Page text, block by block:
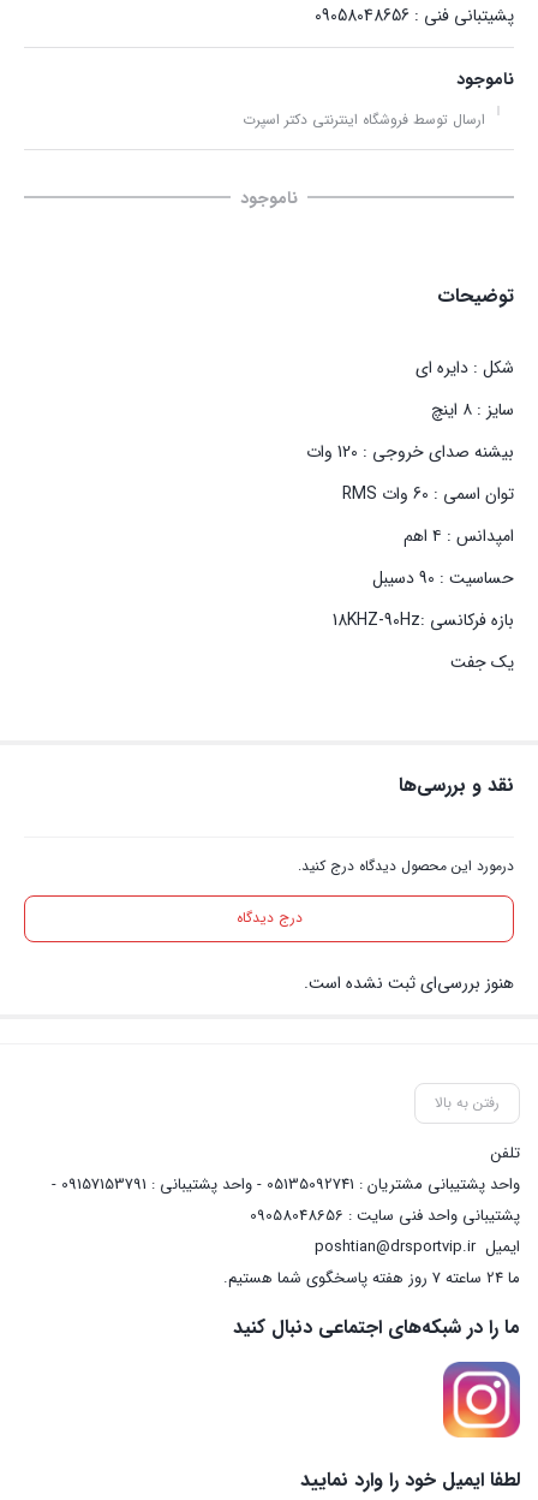
پشیتبانی فنی : 09058048656
ناموجود
ارسال توسط فروشگاه اینترنتی دکتر اسپرت
ناموجود
توضیحات
شکل : دایره ای
سایز : ۸ اینچ
بیشنه صدای خروجی : 120 وات
توان اسمی : 60 وات RMS
امپدانس : ۴ اهم
حساسیت : 90 دسیبل
بازه فرکانسی :18KHZ-90Hz
یک جفت
نقد و بررسی‌ها
درمورد این محصول دیدگاه درج کنید.
درج دیدگاه
هنوز بررسی‌ای ثبت نشده است.
رفتن به بالا
تلفن
واحد پشتیبانی مشتریان : 05135092741 - واحد پشتیبانی : 09157153791 -
پشتیبانی واحد فنی سایت : 09058048656
ایمیلposhtian@drsportvip.ir
ما 24 ساعته 7 روز هفته پاسخگوی شما هستیم.
ما را در شبکه‌های اجتماعی دنبال کنید
لطفا ایمیل خود را وارد نمایید